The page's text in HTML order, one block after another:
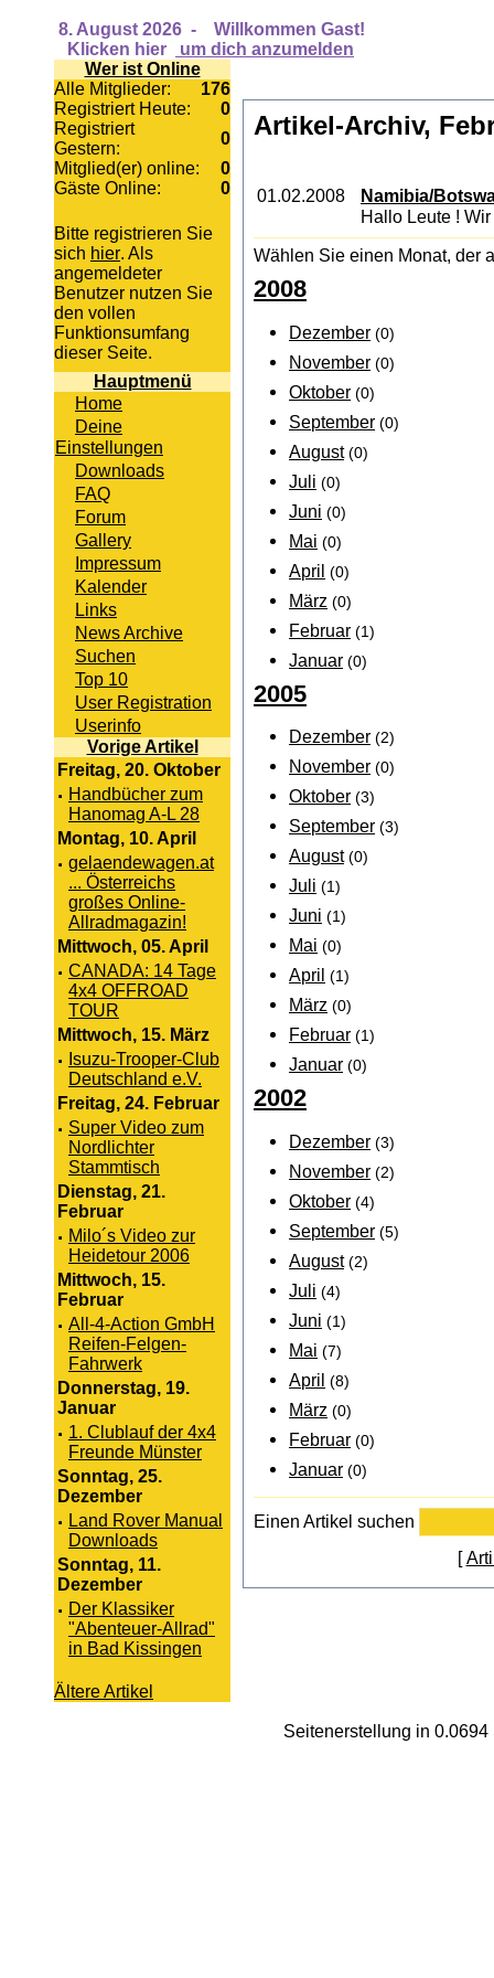
8. August 2026 -
Willkommen Gast!
Klicken hier
um dich anzumelden
Wer ist Online
Alle Mitglieder:
176
Registriert Heute:
0
Registriert
Gestern:
0
Mitglied(er) online:
0
Gäste Online:
0
Bitte registrieren Sie
sich hier. Als
angemeldeter
Benutzer nutzen Sie
den vollen
Funktionsumfang
dieser Seite.
Hauptmenü
Home
Deine
Einstellungen
Downloads
FAQ
Forum
Gallery
Impressum
Kalender
Links
News Archive
Suchen
Top 10
User Registration
Userinfo
Vorige Artikel
Freitag, 20. Oktober
· Handbücher zum
Hanomag A-L 28
Montag, 10. April
· gelaendewagen.at
... Österreichs
großes Online-
Allradmagazin!
Mittwoch, 05. April
· CANADA: 14 Tage
4x4 OFFROAD
TOUR
Mittwoch, 15. März
· Isuzu-Trooper-Club
Deutschland e.V.
Freitag, 24. Februar
· Super Video zum
Nordlichter
Stammtisch
Dienstag, 21.
Februar
· Milo´s Video zur
Heidetour 2006
Mittwoch, 15.
Februar
· All-4-Action GmbH
Reifen-Felgen-
Fahrwerk
Donnerstag, 19.
Januar
· 1. Clublauf der 4x4
Freunde Münster
Sonntag, 25.
Dezember
· Land Rover Manual
Downloads
Sonntag, 11.
Dezember
· Der Klassiker
"Abenteuer-Allrad"
in Bad Kissingen
Ältere Artikel
Artikel-Archiv,
01.02.2008
Namibia/
Hallo Leute !
Wählen Sie einen Monat, der
2008
Dezember (0)
November (0)
Oktober (0)
September (0)
August (0)
Juli (0)
Juni (0)
Mai (0)
April (0)
März (0)
Februar (1)
Januar (0)
2005
Dezember (2)
November (0)
Oktober (3)
September (3)
August (0)
Juli (1)
Juni (1)
Mai (0)
April (1)
März (0)
Februar (1)
Januar (0)
2002
Dezember (3)
November (2)
Oktober (4)
September (5)
August (2)
Juli (4)
Juni (1)
Mai (7)
April (8)
März (0)
Februar (0)
Januar (0)
Einen Artikel suchen
[
Seitenerstellung in